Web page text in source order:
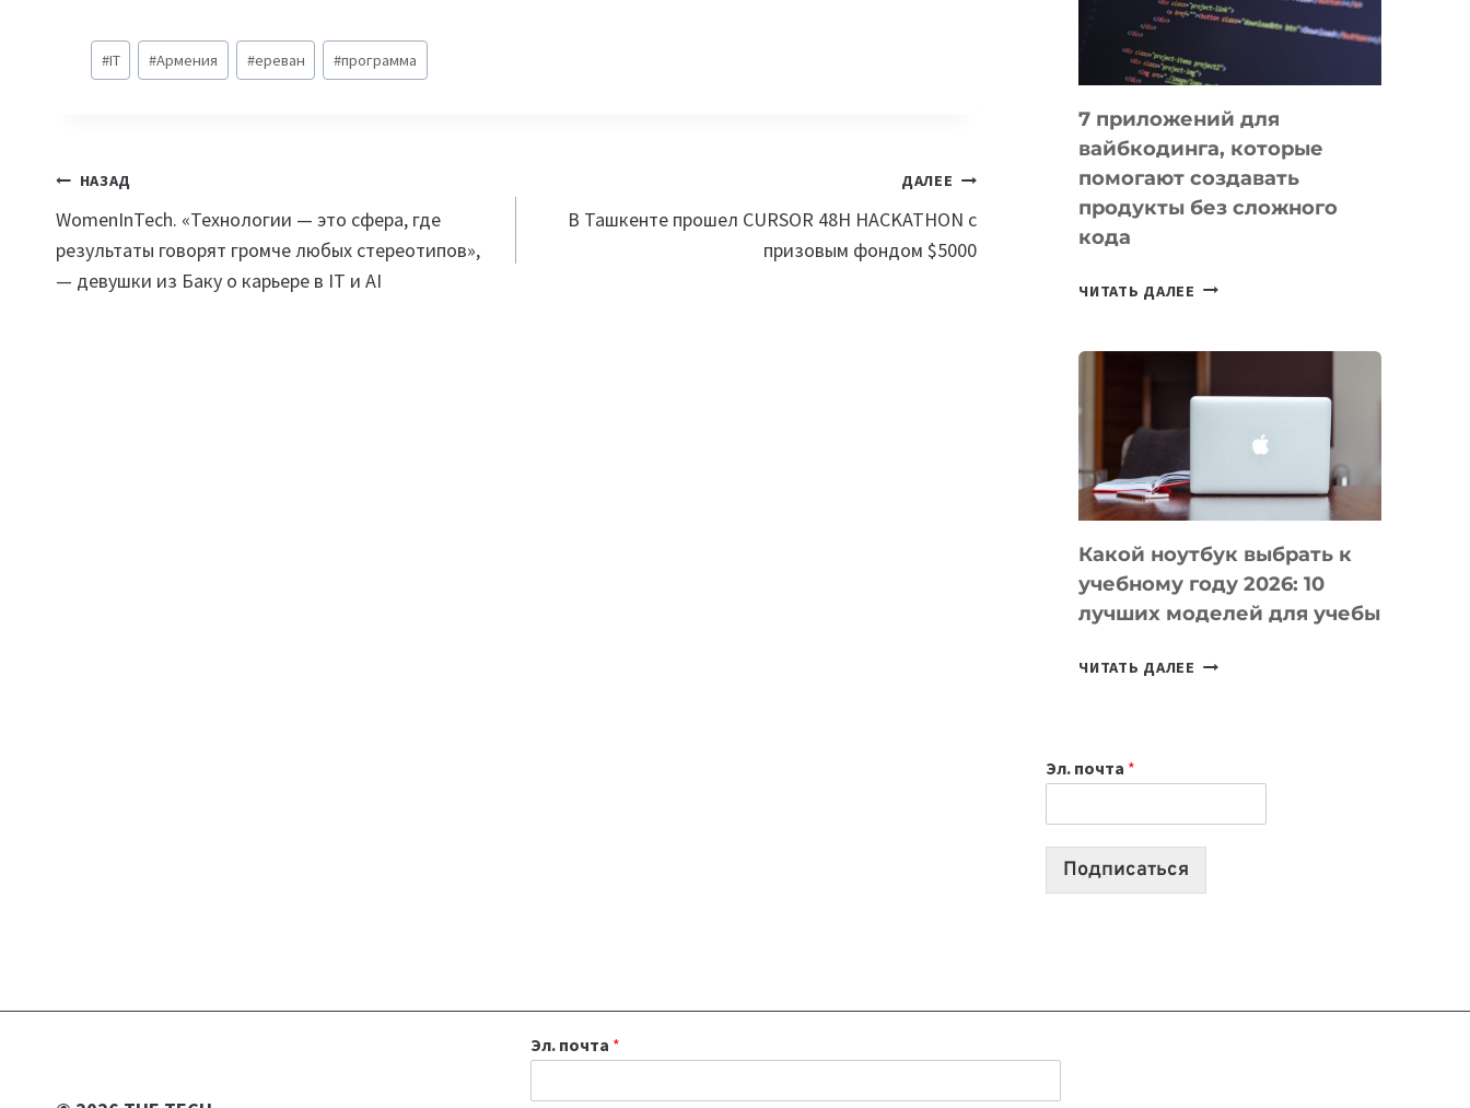
Метки
записи:
#IT #Армения #ереван #программа
Навигация
по
записям
НАЗАД
WomenInTech. «Технологии — это сфера, где
результаты говорят громче любых стереотипов»,
— девушки из Баку о карьере в IT и AI
ДАЛЕЕ
В Ташкенте прошел CURSOR 48H HACKATHON с
призовым фондом $5000
РАБОТЫ
7 приложений для
вайбкодинга, которые
помогают создавать
продукты без сложного
кода
ЧИТАТЬ ДАЛЕЕ
КОТОРЫЕ
СОЗДАВАТЬ
БЕЗ
КОДА
Какой ноутбук выбрать к
учебному году 2026: 10
лучших моделей для учебы
ЧИТАТЬ ДАЛЕЕ КАКОЙ
2026:
10
Эл. почта *
Подписаться
Эл. почта *